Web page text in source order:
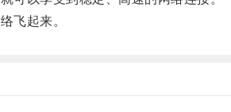
飞起来。